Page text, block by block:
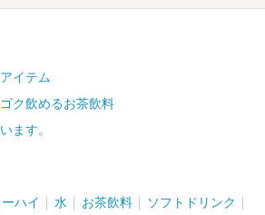
イテム
ク飲めるお茶飲料
ます。
ハイ 水 お茶飲料 ソフトドリンク